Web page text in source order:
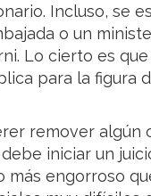
Incluso, se
o un
Lo cierto es
para la figura
remover algún
iniciar un
más engorroso